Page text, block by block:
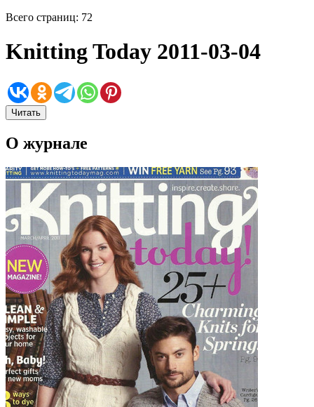
Всего страниц: 72
Knitting Today 2011-03-04
Читать
О журнале